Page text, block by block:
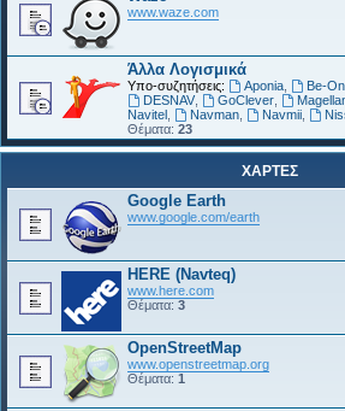
www.waze.com
Άλλα Λογισμικά
Υπο-συζητήσεις: Aponia, Be-
DESNAV, GoClever,
Navitel
Navman, Navmii,
Θέματα: 23
ΧΑΡΤΕΣ
Google Earth
www.google.com/earth
HERE (Navteq)
www.here.com
Θέματα: 3
OpenStreetMap
www.openstreetmap.org
Θέματα: 1